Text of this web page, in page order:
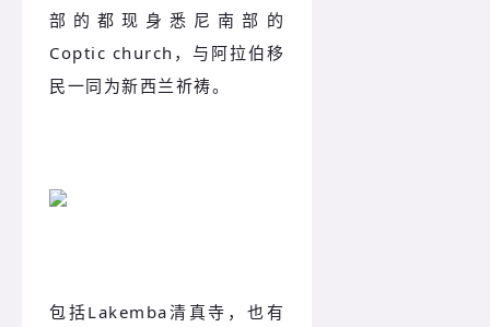
部的都现身悉尼南部的
Coptic church，与阿拉伯移
民一同为新西兰祈祷。
包括Lakemba清真寺，也有